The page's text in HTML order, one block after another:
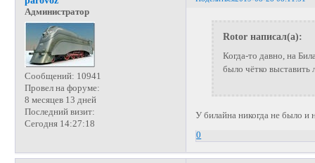
Администратор
Сообщений: 10941
Провел на форуме:
8 месяцев 13 дней
Последний визит:
Сегодня 14:27:18
Rotor написал(а):
Когда-то давно, на
было чётко выставить
У билайна никогда не было и
0